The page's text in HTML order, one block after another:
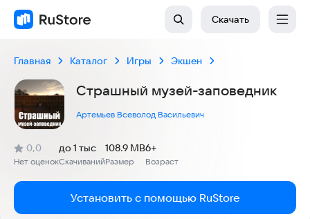
Скачать
Главная Каталог Игры Экшен
Страшный музей-заповедник
Артемьев Всеволод Васильевич
Рейтинг:
0,0
(
Нет оценок
)
Скачиваний
до 1 тыс
Размер
108.9 MB
Возраст
6+
Установить с помощью RuStore